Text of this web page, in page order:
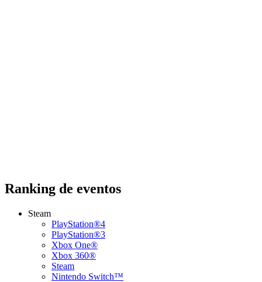
Ranking de eventos
Steam
PlayStation®4
PlayStation®3
Xbox One®
Xbox 360®
Steam
Nintendo Switch™